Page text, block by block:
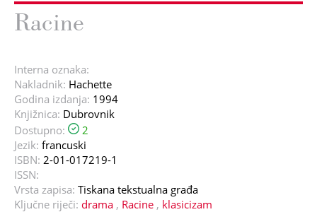
Racine
Interna oznaka:
Nakladnik: Hachette
Godina izdanja: 1994
Knjižnica: Dubrovnik
Dostupno:
2
Jezik: francuski
ISBN: 2-01-017219-1
ISSN:
Vrsta zapisa: Tiskana tekstualna građa
Ključne riječi: drama , Racine , klasicizam